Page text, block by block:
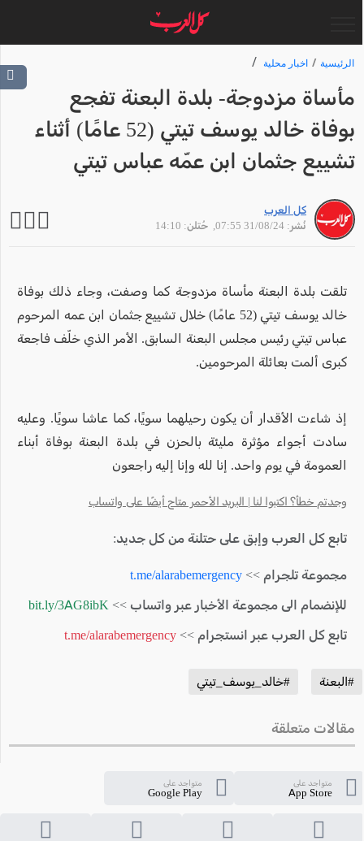
الرئيسية اخبار محلية
مأساة مزدوجة- بلدة البعنة تفجع
بوفاة خالد يوسف تيتي (52 عامًا) أثناء
تشييع جثمان ابن عمّه عباس تيتي
كل العرب
نُشر: 31/08/24 07:55
, حُتلن: 14:10
تلقت بلدة البعنة مأساة مزدوجة كما وصفت، وجاء ذلك بوفاة
خالد يوسف تيتي (52 عامًا) خلال تشييع جثمان ابن عمه المرحوم
عباس تيتي رئيس مجلس البعنة السابق. الأمر الذي خلّف فاجعة
كبرى ألمت بعائلة المرحومين.
إذ شاءت الأقدار أن يكون رحيلهما سويًا، كما عاشا سويًا. وعليه
سادت أجواء مؤثرة مليئة بالحزن في بلدة البعنة بوفاة أبناء
العمومة في يوم واحد. إنا لله وإنا إليه راجعون
وجدتم خطأ؟ اكتبوا لنا | البريد الأحمر متاح أيضًا على واتساب
تابع كل العرب وإبق على حتلنة من كل جديد:
مجموعة تلجرام >> t.me/alarabemergency
للإنضمام الى مجموعة الأخبار عبر واتساب >> bit.ly/3AG8ibK
تابع كل العرب عبر انستجرام >> t.me/alarabemergency
#البعنة #خالد_يوسف_تيتي
مقالات متعلقة
متواجد على
App Store
متواجد على
Google Play